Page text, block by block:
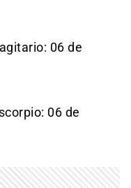
06 de
06 de